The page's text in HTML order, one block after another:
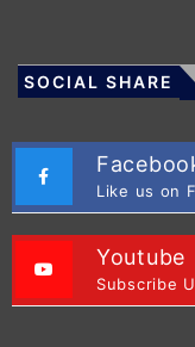
SOCIAL SHARE
Like us on
Youtube
Subscribe